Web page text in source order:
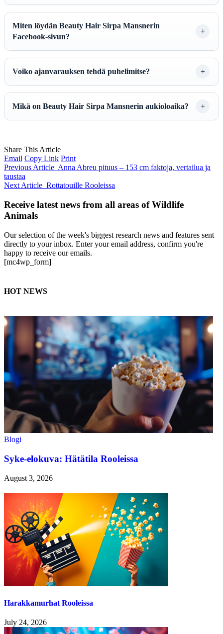
Miten löydän Beauty Hair Sirpa Mansnerin
Facebook-sivun?
Voiko ajanvarauksen tehdä puhelimitse?
Mikä on Beauty Hair Sirpa Mansnerin aukioloaika?
Share This Article
Email Copy Link Print
Previous Article Anna Abreu pituus – 153 cm faktoja, vertailua ja
taustaa
Next Article Rottatouille Rooleissa
Receive latest news from all areas of Wildlife
Animals
Our selection of the week's biggest research news and features sent
directly to your inbox. Enter your email address, confirm you're
happy to receive our emails.
[mc4wp_form]
HOT NEWS
Blogi
Syke-elokuva: Hätätila Rooleissa
August 3, 2026
Harakkamurhat Rooleissa
July 24, 2026